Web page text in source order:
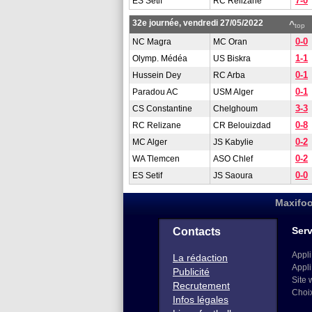
^top
32e journée, vendredi 27/05/2022
NC Magra
MC Oran 0-0
Olymp. Médéa US Biskra 1-1
Hussein Dey RC Arba 0-1
Paradou AC USM Alger 0-1
CS Constantine Chelghoum 3-3
RC Relizane CR Belouizdad 0-8
MC Alger JS Kabylie 0-2
WA Tlemcen ASO Chlef 0-2
ES Setif JS Saoura 0-0
Contacts
La rédaction
Publicité
Recrutement
Infos légales
Site